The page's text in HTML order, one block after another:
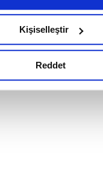
Verilerin Korunması
ziyaretiniz
işleme faaliyetleri ile
için lütfentıklayınız.
Kişiselleştir
Reddet
hakları saklıdır.